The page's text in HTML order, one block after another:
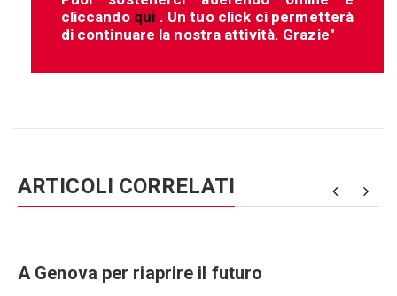
cliccando qui . Un tuo click ci permetterà
di continuare la nostra attività. Grazie"
ARTICOLI CORRELATI
A Genova per riaprire il futuro